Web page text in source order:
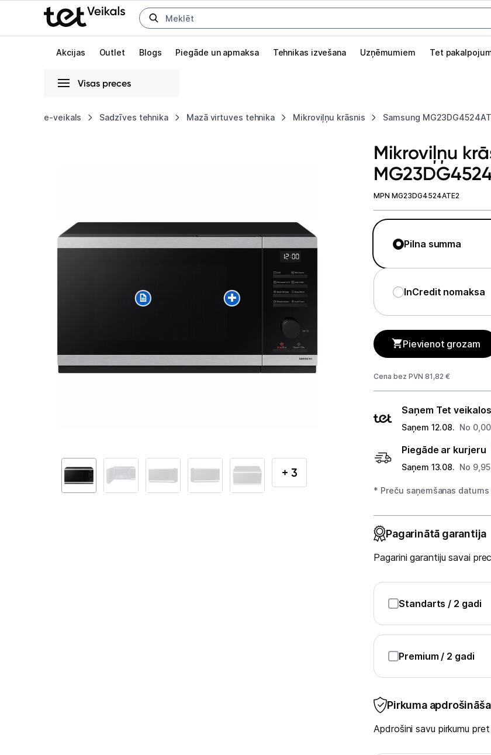
Uz kategorijam Uz galveno saturu
Akcijas Outlet Blogs Piegāde un apmaksa Tehnikas izvešana Uzņēmumiem Tet
Visas preces
e-veikals Sadzīves tehnika Mazā virtuves tehnika Mikroviļņu krāsnis Samsung
Pieslēgties
Izvēlies kāroto ierīci izdevīgāk!
Datortehnika
Telefoni, planšetdatori
Viedierīces
Lielā tehnika
Iebūvējamā tehnika
Mazā virtuves tehnika
Mikroviļņu krāsnis
Gaļas maļamās mašīnas
+ 3
Mikroviļņu
MPN MG23DG4524ATE2
Pilna summa
InCredit nomaksa
Pievienot grozam
Cena bez PVN 81,82 €
Piegādes
veidi
Saņem Tet veikalos
Saņem 12.08. No
Piegāde ar kurjeru
Saņem 13.08. No
* Preču saņemšanas
Pirkuma
Apdrošini savu pirkumu
Pagarinātā garantija
Pagarini garantiju savai
Standarts / 2 gadi
Premium / 2 gadi